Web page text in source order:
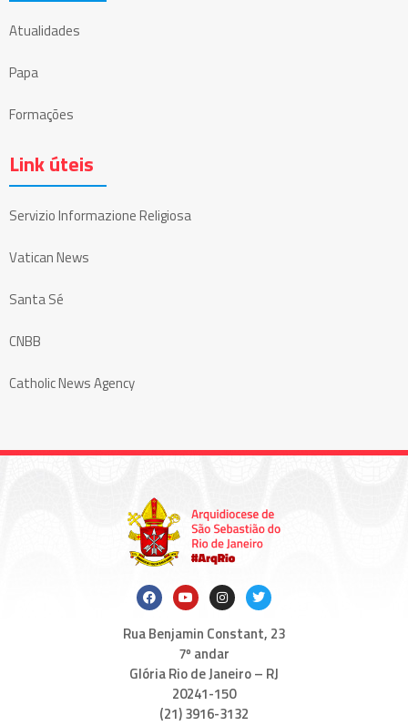
Atualidades
Papa
Formações
Link úteis
Servizio Informazione Religiosa
Vatican News
Santa Sé
CNBB
Catholic News Agency
Rua Benjamin Constant, 23
7º andar
Glória Rio de Janeiro – RJ
20241-150
(21) 3916-3132